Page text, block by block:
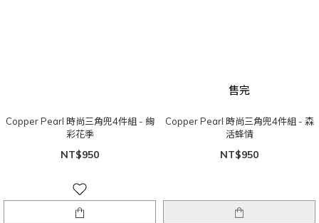
Copper Pearl 時尚三角兜4件組 - 絢
彩花季
NT$950
售完
Copper Pearl 時尚三角兜4件組 - 森
活蜂情
NT$950